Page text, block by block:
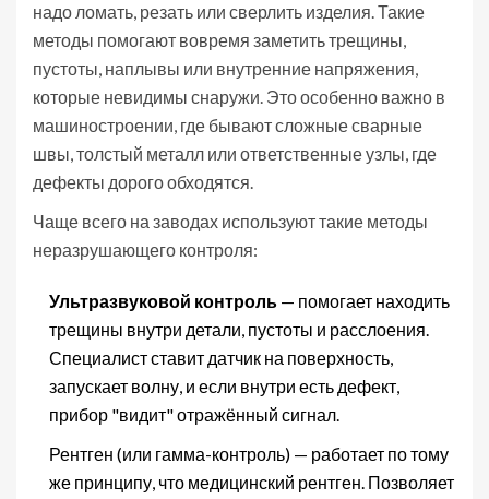
надо ломать, резать или сверлить изделия. Такие
методы помогают вовремя заметить трещины,
пустоты, наплывы или внутренние напряжения,
которые невидимы снаружи. Это особенно важно в
машиностроении, где бывают сложные сварные
швы, толстый металл или ответственные узлы, где
дефекты дорого обходятся.
Чаще всего на заводах используют такие методы
неразрушающего контроля:
Ультразвуковой контроль — помогает находить
трещины внутри детали, пустоты и расслоения.
Специалист ставит датчик на поверхность,
запускает волну, и если внутри есть дефект,
прибор "видит" отражённый сигнал.
Рентген (или гамма-контроль) — работает по тому
же принципу, что медицинский рентген. Позволяет